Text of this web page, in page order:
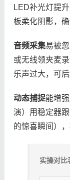
LED补光灯提
板柔化阴影，
​音频采集​易被
或无线领夹麦
乐声过大，可后
​动态捕捉​能增
演）用稳定器
的惊喜瞬间）
实操对比